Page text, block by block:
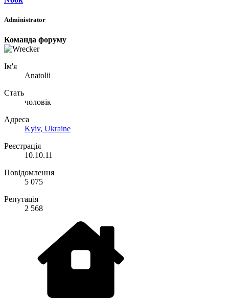
Administrator
Команда форуму
Ім'я
Anatolii
Стать
чоловік
Адреса
Kyiv, Ukraine
Реєстрація
10.10.11
Повідомлення
5 075
Репутація
2 568